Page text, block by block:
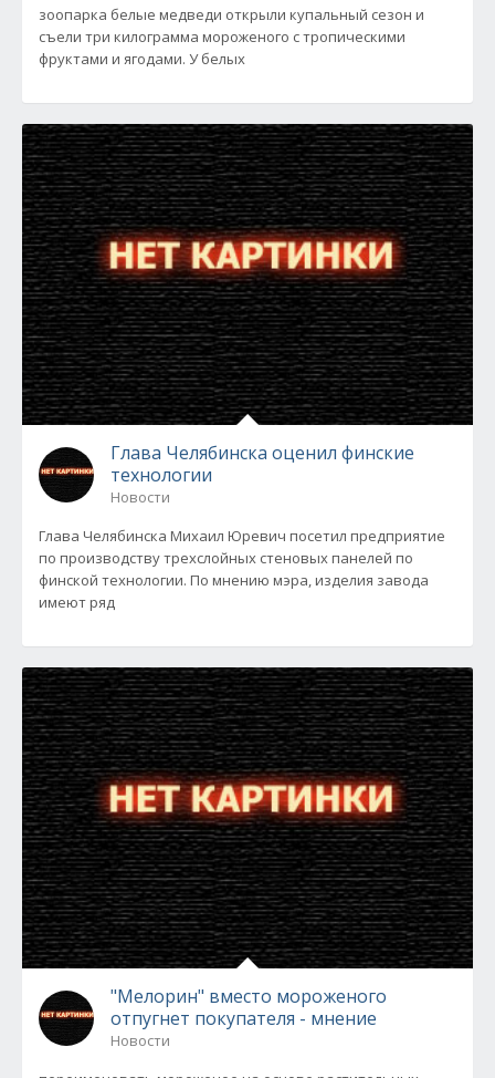
зоопарка белые медведи открыли купальный сезон и
съели три килограмма мороженого с тропическими
фруктами и ягодами. У белых
Глава Челябинска оценил финские
технологии
Новости
Глава Челябинска Михаил Юревич посетил предприятие
по производству трехслойных стеновых панелей по
финской технологии. По мнению мэра, изделия завода
имеют ряд
"Мелорин" вместо мороженого
отпугнет покупателя - мнение
Новости